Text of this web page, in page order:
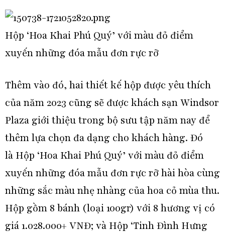
Hộp ‘Hoa Khai Phú Quý’ với màu đỏ điểm
xuyến những đóa mẫu đơn rực rỡ
Thêm vào đó, hai thiết kế hộp được yêu thích
của năm 2023 cũng sẽ được khách sạn Windsor
Plaza giới thiệu trong bộ sưu tập năm nay để
thêm lựa chọn đa dạng cho khách hàng. Đó
là Hộp ‘Hoa Khai Phú Quý’ với màu đỏ điểm
xuyến những đóa mẫu đơn rực rỡ hài hòa cùng
những sắc màu nhẹ nhàng của hoa cỏ mùa thu.
Hộp gồm 8 bánh (loại 100gr) với 8 hương vị có
giá 1.028.000+ VNĐ; và Hộp ‘Tinh Đình Hưng